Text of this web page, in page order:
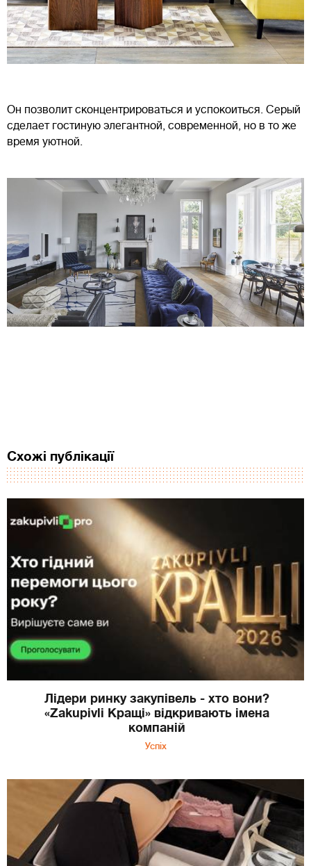
Он позволит сконцентрироваться и успокоиться. Серый
сделает гостиную элегантной, современной, но в то же
время уютной.
Схожі публікації
Лідери ринку закупівель - хто вони?
«Zakupivli Кращі» відкривають імена
компаній
Успіх